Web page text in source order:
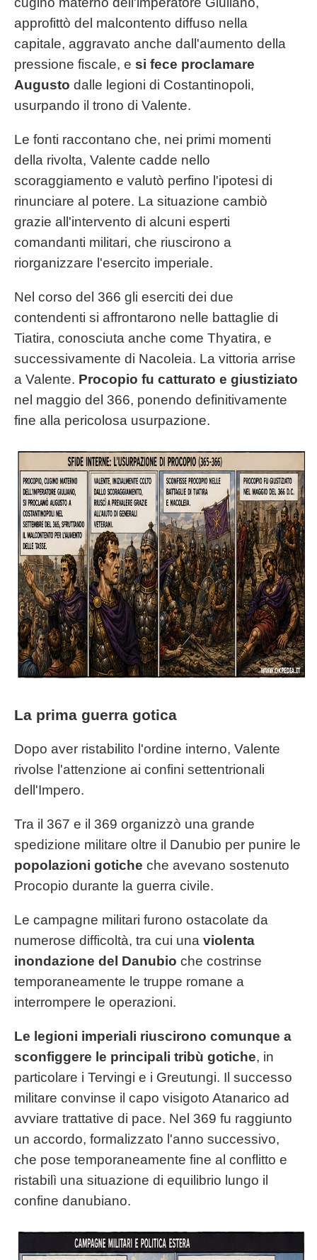
approfittò del malcontento diffuso nella
capitale, aggravato anche dall'aumento della
pressione fiscale, e si fece proclamare
Augusto dalle legioni di Costantinopoli,
usurpando il trono di Valente.
Le fonti raccontano che, nei primi momenti
della rivolta, Valente cadde nello
scoraggiamento e valutò perfino l'ipotesi di
rinunciare al potere. La situazione cambiò
grazie all'intervento di alcuni esperti
comandanti militari, che riuscirono a
riorganizzare l'esercito imperiale.
Nel corso del 366 gli eserciti dei due
contendenti si affrontarono nelle battaglie di
Tiatira, conosciuta anche come Thyatira, e
successivamente di Nacoleia. La vittoria arrise
a Valente. Procopio fu catturato e giustiziato
nel maggio del 366, ponendo definitivamente
fine alla pericolosa usurpazione.
La prima guerra gotica
Dopo aver ristabilito l'ordine interno, Valente
rivolse l'attenzione ai confini settentrionali
dell'Impero.
Tra il 367 e il 369 organizzò una grande
spedizione militare oltre il Danubio per punire le
popolazioni gotiche che avevano sostenuto
Procopio durante la guerra civile.
Le campagne militari furono ostacolate da
numerose difficoltà, tra cui una violenta
inondazione del Danubio che costrinse
temporaneamente le truppe romane a
interrompere le operazioni.
Le legioni imperiali riuscirono comunque a
sconfiggere le principali tribù gotiche, in
particolare i Tervingi e i Greutungi. Il successo
militare convinse il capo visigoto Atanarico ad
avviare trattative di pace. Nel 369 fu raggiunto
un accordo, formalizzato l'anno successivo,
che pose temporaneamente fine al conflitto e
ristabilì una situazione di equilibrio lungo il
confine danubiano.